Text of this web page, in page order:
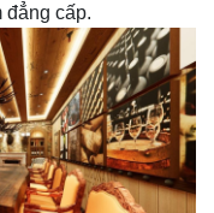
đẳng cấp.